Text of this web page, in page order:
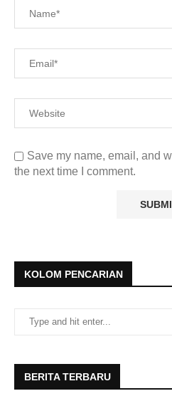
Save my name, email, and
the next time I comment.
KOLOM PENCARIAN
BERITA TERBARU